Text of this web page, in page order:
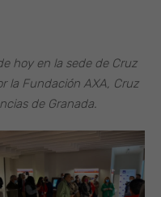
hoy en la sede de Cruz
la Fundación AXA, Cruz
de Granada.